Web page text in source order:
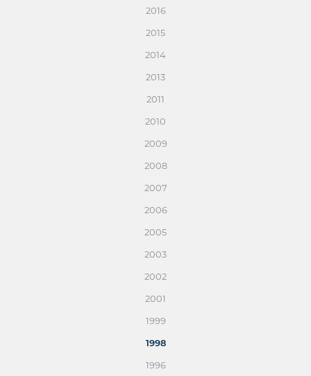
2016
2015
2014
2013
2011
2010
2009
2008
2007
2006
2005
2003
2002
2001
1999
1998
1996